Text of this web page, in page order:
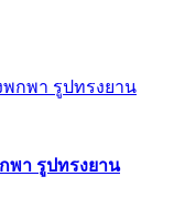
พา รูปทรงยาน